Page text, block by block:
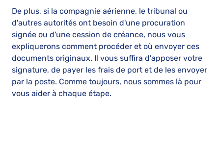
De plus, si la compagnie aérienne, le tribunal ou
d'autres autorités ont besoin d'une procuration
signée ou d'une cession de créance, nous vous
expliquerons comment procéder et où envoyer ces
documents originaux. Il vous suffira d'apposer votre
signature, de payer les frais de port et de les envoyer
par la poste. Comme toujours, nous sommes là pour
vous aider à chaque étape.